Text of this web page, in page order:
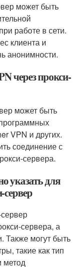
может быть
работе в сети.
клиента и
анонимности.
через прокси-
может быть
VPN и других.
соединение с
сервера.
указать для
сервера, а
Также могут быть
такие как тип
метод